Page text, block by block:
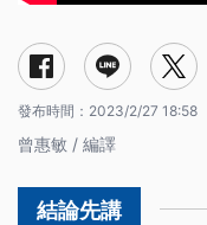
發布時間： 2023/2/27 18:58
曾惠敏 / 編譯